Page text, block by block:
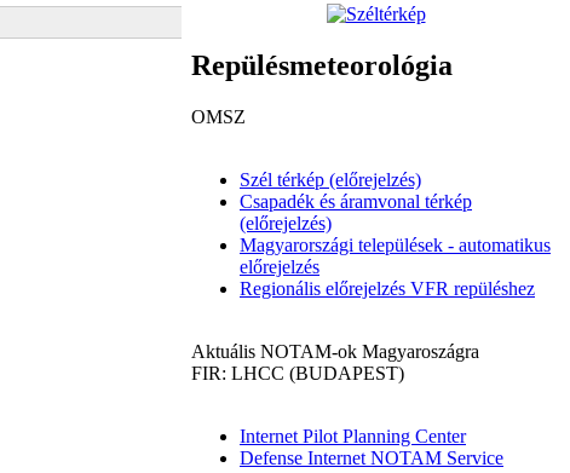
Repülésmeteorológia
OMSZ
Szél térkép (előrejelzés)
Csapadék és áramvonal térkép
(előrejelzés)
Magyarországi települések - automatikus
előrejelzés
Regionális előrejelzés VFR repüléshez
Aktuális NOTAM-ok Magyaroszágra
FIR: LHCC (BUDAPEST)
Internet Pilot Planning Center
Defense Internet NOTAM Service